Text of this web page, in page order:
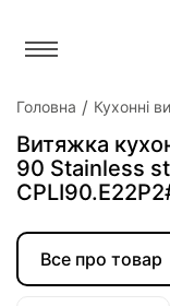
Головна Кухонні
Витяжка
90 Stainless
Все про товар